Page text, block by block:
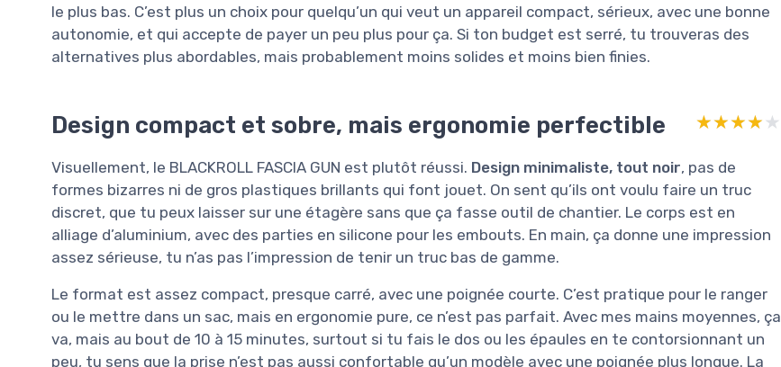
le plus bas. C’est plus un choix pour quelqu’un qui veut un appareil compact, sérieux, avec une bonne
autonomie, et qui accepte de payer un peu plus pour ça. Si ton budget est serré, tu trouveras des
alternatives plus abordables, mais probablement moins solides et moins bien finies.
Design compact et sobre, mais ergonomie perfectible ★★★★★
★★★★★
Visuellement, le BLACKROLL FASCIA GUN est plutôt réussi. Design minimaliste, tout noir, pas de
formes bizarres ni de gros plastiques brillants qui font jouet. On sent qu’ils ont voulu faire un truc
discret, que tu peux laisser sur une étagère sans que ça fasse outil de chantier. Le corps est en
alliage d’aluminium, avec des parties en silicone pour les embouts. En main, ça donne une impression
assez sérieuse, tu n’as pas l’impression de tenir un truc bas de gamme.
Le format est assez compact, presque carré, avec une poignée courte. C’est pratique pour le ranger
ou le mettre dans un sac, mais en ergonomie pure, ce n’est pas parfait. Avec mes mains moyennes, ça
va, mais au bout de 10 à 15 minutes, surtout si tu fais le dos ou les épaules en te contorsionnant un
peu, tu sens que la prise n’est pas aussi confortable qu’un modèle avec une poignée plus longue. La